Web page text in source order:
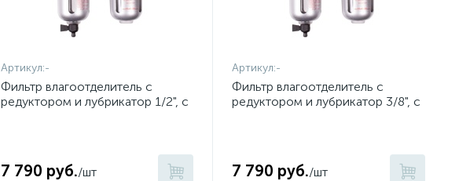
Артикул:-
Фильтр влагоотделитель с
редуктором и лубрикатор 1/2", с
7 790 руб./шт
Артикул:-
Фильтр влагоотделитель с
редуктором и лубрикатор 3/8", с
7 790 руб./шт